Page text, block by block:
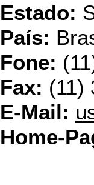
Estado:
País:
Fone:
Fax: (11)
E-Mail:
Home-